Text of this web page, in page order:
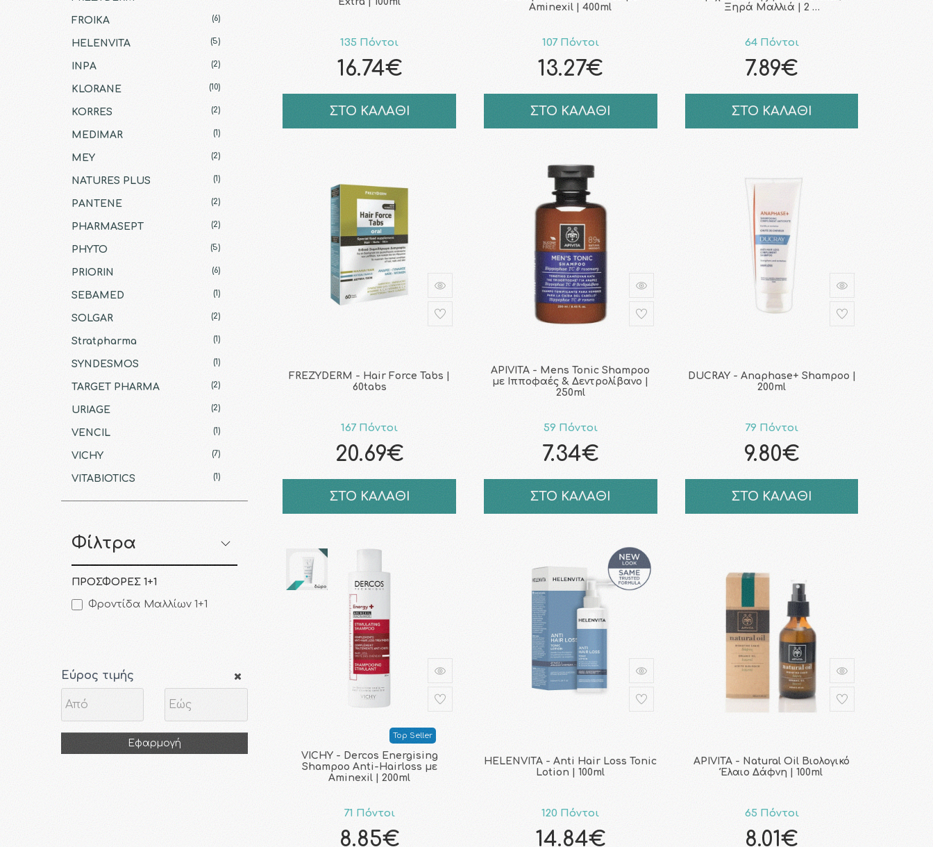
FROIKA (6)
HELENVITA (5)
INPA (2)
KLORANE (10)
KORRES (2)
MEDIMAR (1)
MEY (2)
NATURES PLUS (1)
PANTENE (2)
PHARMASEPT (2)
PHYTO (5)
PRIORIN (6)
SEBAMED (1)
SOLGAR (2)
Stratpharma (1)
SYNDESMOS (1)
TARGET PHARMA (2)
URIAGE (2)
VENCIL (1)
VICHY (7)
VITABIOTICS (1)
Φίλτρα
ΠΡΟΣΦΟΡΕΣ 1+1
Φροντίδα Μαλλίων 1+1
Εύρος τιμής
Εφαρμογή
135 Πόντοι
16.74€
ΣΤΟ ΚΑΛΑΘΙ
Aminexil | 400ml
107 Πόντοι
13.27€
ΣΤΟ ΚΑΛΑΘΙ
Ξηρά Μαλλιά | 2 …
64 Πόντοι
7.89€
ΣΤΟ ΚΑΛΑΘΙ
FREZYDERM - Hair Force Tabs |
60tabs
167 Πόντοι
20.69€
ΣΤΟ ΚΑΛΑΘΙ
APIVITA - Mens Tonic Shampoo
με Ιπποφαές & Δεντρολίβανο |
250ml
59 Πόντοι
7.34€
ΣΤΟ ΚΑΛΑΘΙ
DUCRAY - Anaphase+ Shampoo |
200ml
79 Πόντοι
9.80€
ΣΤΟ ΚΑΛΑΘΙ
Top Seller
VICHY - Dercos Energising
Shampoo Anti-Ηairloss με
Aminexil | 200ml
71 Πόντοι
8.85€
HELENVITA - Anti Hair Loss Tonic
Lotion | 100ml
120 Πόντοι
14.84€
APIVITA - Natural Oil Βιολογικό
Έλαιο Δάφνη | 100ml
65 Πόντοι
8.01€